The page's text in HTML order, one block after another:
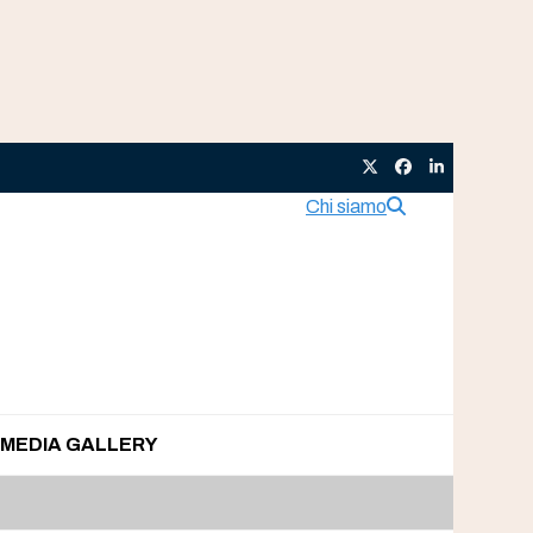
TwitterFacebook
LinkedIn
Chi siamo
MEDIA GALLERY